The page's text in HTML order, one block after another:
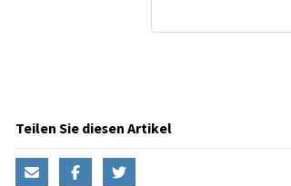
Teilen Sie diesen Artikel